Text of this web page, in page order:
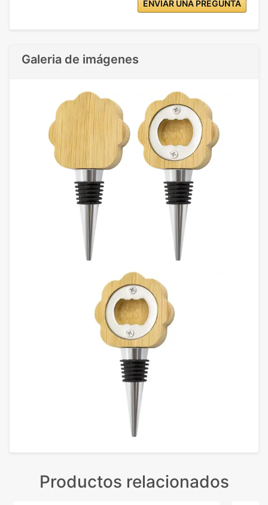
ENVIAR UNA PREGUNTA
Galeria de imágenes
Productos relacionados